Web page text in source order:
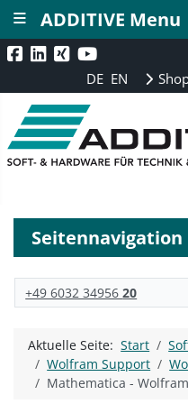
DE EN
Seitennavigation
+49 6032 3495620
Aktuelle Seite:Start
Wolfram Support
Mathematica -
ADDITIVE Menu
≡